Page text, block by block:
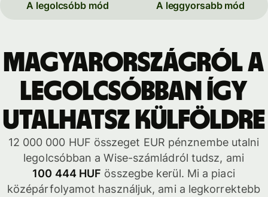
A legolcsóbb mód A leggyorsabb mód
Magyarországról a
legolcsóbban így
utalhatsz külföldre
12 000 000 HUF összeget EUR pénznembe utalni
legolcsóbban a Wise-számládról tudsz, ami
100 444 HUF összegbe kerül. Mi a piaci
középárfolyamot használjuk, ami a legkorrektebb